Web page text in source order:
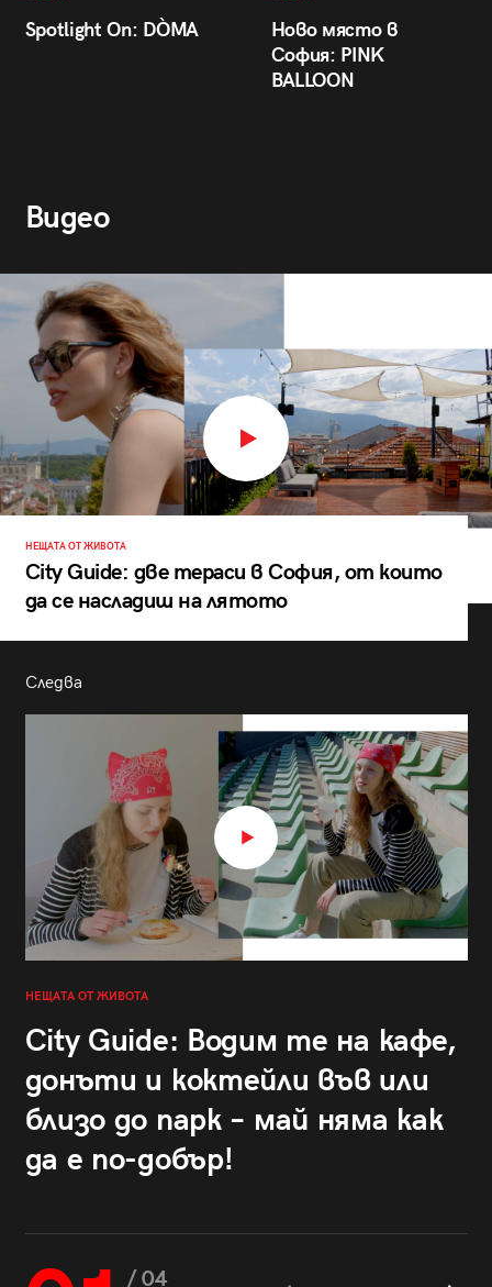
Spotlight On: DÒMA
Ново място в
София: PINK
BALLOON
Видео
НЕЩАТА ОТ ЖИВОТА
City Guide: две тераси в София, от които
да се насладиш на лятото
Следва
НЕЩАТА ОТ ЖИВОТА
City Guide: Водим те на кафе,
донъти и коктейли във или
близо до парк – май няма как
да е по-добър!
/ 04